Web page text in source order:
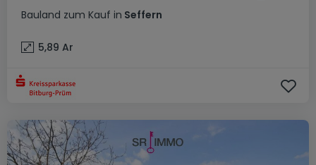
Bauland zum Kauf in Seffern
5,89 Ar